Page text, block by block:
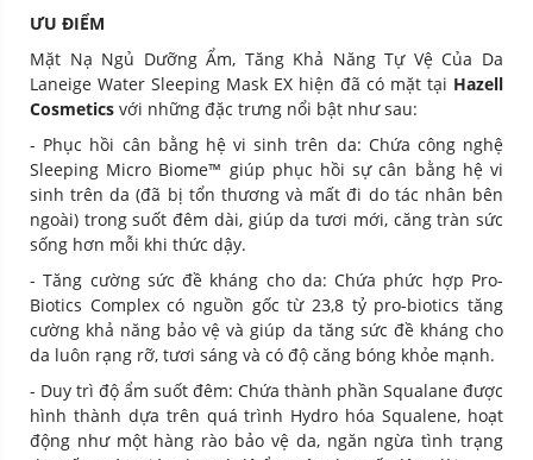
ƯU ĐIỂM
Mặt Nạ Ngủ Dưỡng Ẩm, Tăng Khả Năng Tự Vệ Của Da
Laneige Water Sleeping Mask EX hiện đã có mặt tại Hazell
Cosmetics với những đặc trưng nổi bật như sau:
- Phục hồi cân bằng hệ vi sinh trên da: Chứa công nghệ
Sleeping Micro Biome™ giúp phục hồi sự cân bằng hệ vi
sinh trên da (đã bị tổn thương và mất đi do tác nhân bên
ngoài) trong suốt đêm dài, giúp da tươi mới, căng tràn sức
sống hơn mỗi khi thức dậy.
- Tăng cường sức đề kháng cho da: Chứa phức hợp Pro-
Biotics Complex có nguồn gốc từ 23,8 tỷ pro-biotics tăng
cường khả năng bảo vệ và giúp da tăng sức đề kháng cho
da luôn rạng rỡ, tươi sáng và có độ căng bóng khỏe mạnh.
- Duy trì độ ẩm suốt đêm: Chứa thành phần Squalane được
hình thành dựa trên quá trình Hydro hóa Squalene, hoạt
động như một hàng rào bảo vệ da, ngăn ngừa tình trạng